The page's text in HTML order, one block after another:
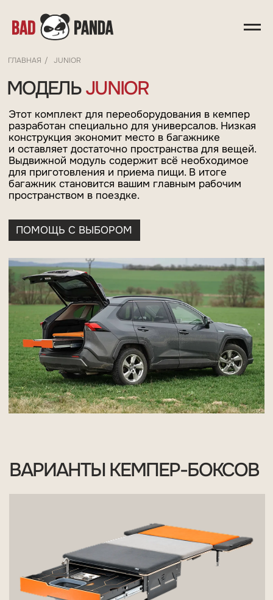
ГЛАВНАЯ / JUNIOR
ПОМОЩЬ С ВЫБОРОМ
Этот комплект для переоборудования в кемпер
разработан специально для универсалов. Низкая
конструкция экономит место в багажнике
Выдвижной модуль содержит всё необходимое
для приготовления и приема пищи. В итоге
багажник становится вашим главным рабочим
пространством в поездке.
МОДЕЛЬJUNIOR
ВАРИАНТЫ КЕМПЕР-БОКСОВ